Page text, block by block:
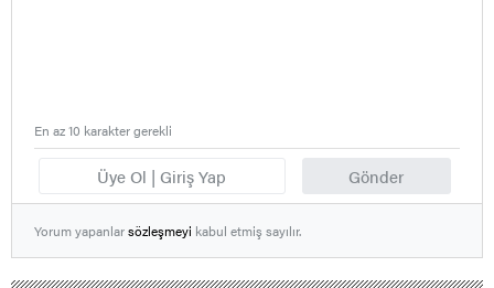
Üye Ol | Giriş Yap Gönder
En az 10 karakter gerekli
Yorum yapanlarsözleşmeyi kabul etmiş sayılır.